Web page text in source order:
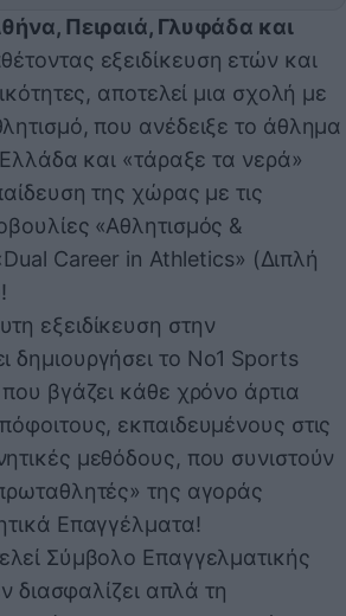
Πειραιά, Γλυφάδα και
εξειδίκευση ετών και
αποτελεί μια σχολή με
που ανέδειξε το άθλημα
και «τάραξε τα νερά»
της χώρας με τις
«Αθλητισμός &
Career in Athletics» (Διπλή
εξειδίκευση στην
δημιουργήσει το Νο1 Sports
βγάζει κάθε χρόνο άρτια
εκπαιδευμένους στις
μεθόδους, που συνιστούν
της αγοράς
Επαγγέλματα!
Σύμβολο Επαγγελματικής
διασφαλίζει απλά τη